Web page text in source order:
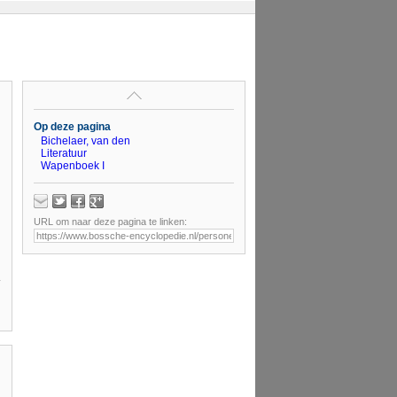
Op deze pagina
Bichelaer, van den
Literatuur
Wapenboek I
URL om naar deze pagina te linken: